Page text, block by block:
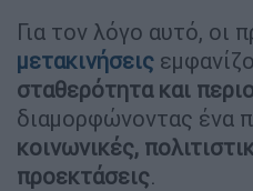
Για τον λόγο αυτό, οι
μετακινήσεις
σταθερότητα και
διαμορφώνοντας ένα
κοινωνικές,
προεκτάσεις.